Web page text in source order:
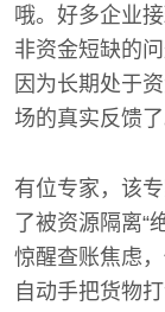
哦。好多企业
非资金短缺的
因为长期处于
场的真实反馈了
有位专家，该
了被资源隔离
惊醒查账焦虑
自动手把货物